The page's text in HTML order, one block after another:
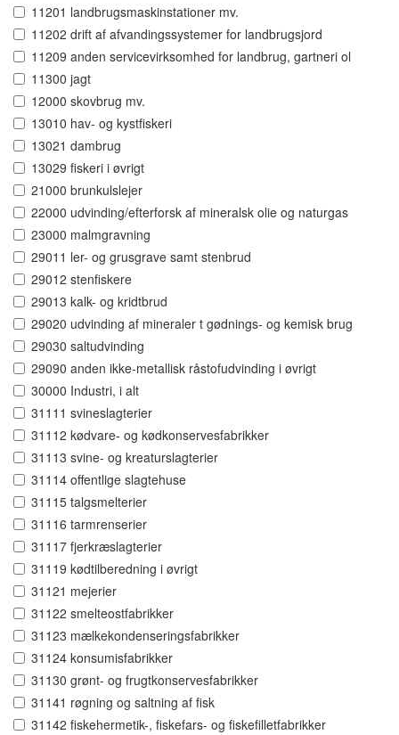
11201 landbrugsmaskinstationer mv.
11202 drift af afvandingssystemer for landbrugsjord
11209 anden servicevirksomhed for landbrug, gartneri ol
11300 jagt
12000 skovbrug mv.
13010 hav- og kystfiskeri
13021 dambrug
13029 fiskeri i øvrigt
21000 brunkulslejer
22000 udvinding/efterforsk af mineralsk olie og naturgas
23000 malmgravning
29011 ler- og grusgrave samt stenbrud
29012 stenfiskere
29013 kalk- og kridtbrud
29020 udvinding af mineraler t gødnings- og kemisk brug
29030 saltudvinding
29090 anden ikke-metallisk råstofudvinding i øvrigt
30000 Industri, i alt
31111 svineslagterier
31112 kødvare- og kødkonservesfabrikker
31113 svine- og kreaturslagterier
31114 offentlige slagtehuse
31115 talgsmelterier
31116 tarmrenserier
31117 fjerkræslagterier
31119 kødtilberedning i øvrigt
31121 mejerier
31122 smelteostfabrikker
31123 mælkekondenseringsfabrikker
31124 konsumisfabrikker
31130 grønt- og frugtkonservesfabrikker
31141 røgning og saltning af fisk
31142 fiskehermetik-, fiskefars- og fiskefilletfabrikker